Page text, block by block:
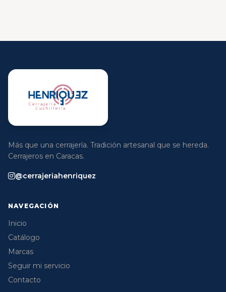
Más que una cerrajería. Tradición artesanal que se hereda.
Cerrajeros en Caracas.
@cerrajeriahenriquez
NAVEGACIÓN
Inicio
Catálogo
Marcas
Seguir mi servicio
Contacto